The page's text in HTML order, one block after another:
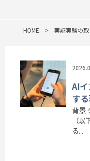
HOME 実証実験の
AI
す
背景
（
る...